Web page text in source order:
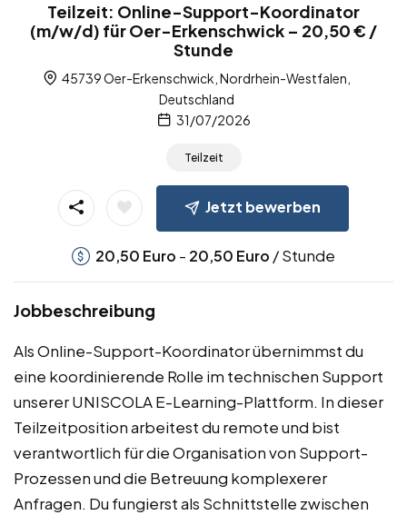
Teilzeit: Online-Support-Koordinator
(m/w/d) für Oer-Erkenschwick – 20,50 € /
Stunde
45739 Oer-Erkenschwick, Nordrhein-Westfalen,
Deutschland
31/07/2026
Teilzeit
Jetzt bewerben
20,50 Euro - 20,50 Euro / Stunde
Jobbeschreibung
Als Online-Support-Koordinator übernimmst du
eine koordinierende Rolle im technischen Support
unserer UNISCOLA E-Learning-Plattform. In dieser
Teilzeitposition arbeitest du remote und bist
verantwortlich für die Organisation von Support-
Prozessen und die Betreuung komplexerer
Anfragen. Du fungierst als Schnittstelle zwischen